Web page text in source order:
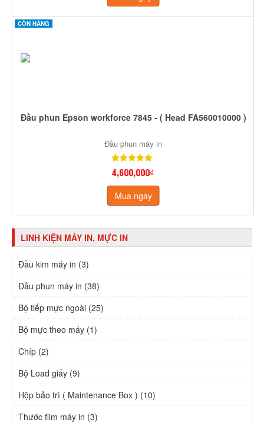
CÒN HÀNG
Đầu phun Epson workforce 7845 - ( Head FA560010000 )
Đầu phun máy in
4,600,000₫
Mua ngay
LINH KIỆN MÁY IN, MỰC IN
Đầu kim máy in (3)
Đầu phun máy in (38)
Bộ tiếp mực ngoài (25)
Bộ mực theo máy (1)
Chíp (2)
Bộ Load giấy (9)
Hộp bảo trì ( Maintenance Box ) (10)
Thước film máy in (3)